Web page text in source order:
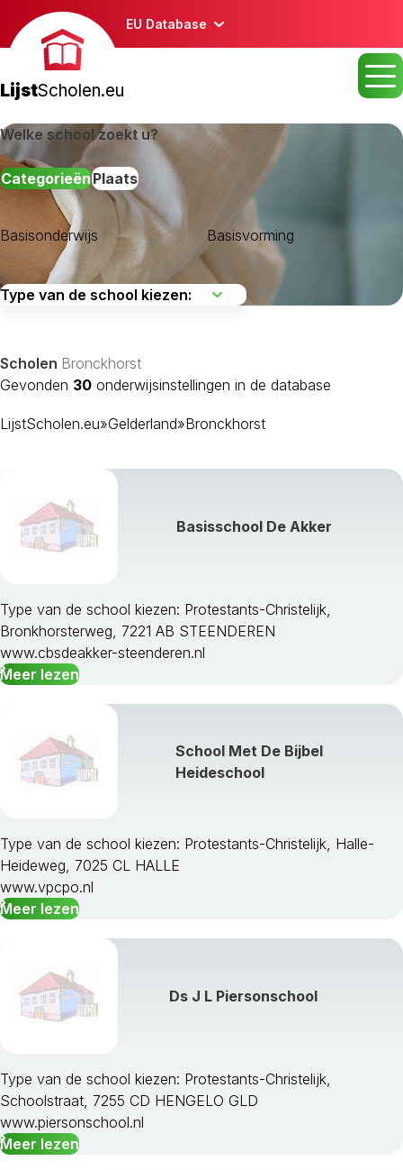
EU Database
LijstScholen.eu
Welke school zoekt u?
CategorieënPlaats
Basisonderwijs Basisvorming
Aalten
Apeldoorn
Arnhem
Beuningen
Bronckhorst
Brummen
Culemborg
Doesburg
Doetinchem
Druten
Duiven
Epe
Ermelo
Harderwijk
Hattem
Heerde
Heumen
Lingewaal
Scholen Bronckhorst
Gevonden 30 onderwijsinstellingen in de database
LijstScholen.eu»Gelderland»Bronckhorst
Basisschool De Akker
Type van de school kiezen: Protestants-Christelijk,
Bronkhorsterweg, 7221 AB STEENDEREN
www.cbsdeakker-steenderen.nl
Meer lezen
School Met De Bijbel
Heideschool
Type van de school kiezen: Protestants-Christelijk, Halle-
Heideweg, 7025 CL HALLE
www.vpcpo.nl
Meer lezen
Ds J L Piersonschool
Type van de school kiezen: Protestants-Christelijk,
Schoolstraat, 7255 CD HENGELO GLD
www.piersonschool.nl
Meer lezen